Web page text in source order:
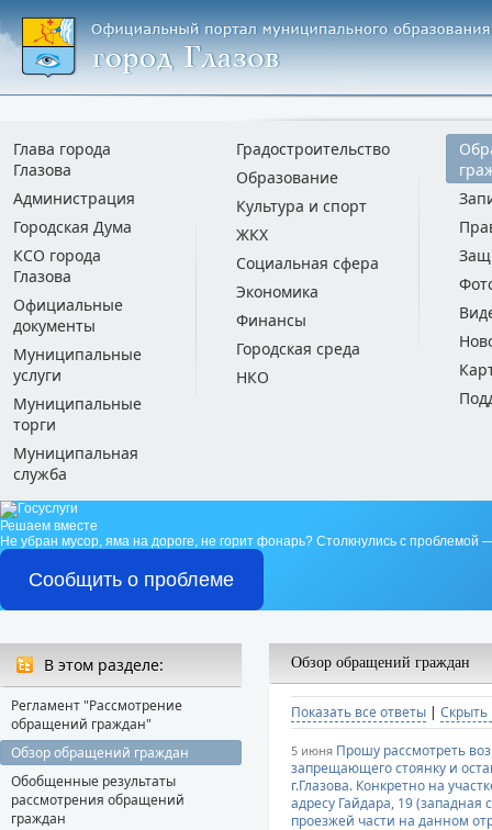
Глава города
Глазова
Администрация
Городская Дума
КСО города
Глазова
Официальные
документы
Муниципальные
услуги
Муниципальные
торги
Муниципальная
служба
Градостроительство
Образование
Культура и спорт
ЖКХ
Социальная сфера
Экономика
Финансы
Городская среда
НКО
Решаем вместе
Не убран мусор, яма на дороге, не горит фонарь? Столкнулись с проблемой
Сообщить о проблеме
В этом разделе:
Регламент "Рассмотрение
обращений граждан"
Обзор обращений граждан
Обобщенные результаты
рассмотрения обращений
граждан
Обзор обращений граждан
Показать все ответы | Скрыть
5 июня Прошу рассмотреть
запрещающего стоянку и
г.Глазова. Конкретно на
адресу Гайдара, 19
проезжей части на данном